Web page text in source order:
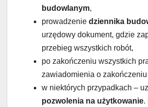
budowlanym,
prowadzenie dziennika
urzędowy dokument, gdzie
przebieg wszystkich robót,
po zakończeniu wszystkich
zawiadomienia o zakończeniu
w niektórych przypadkach –
pozwolenia na użytkowanie.